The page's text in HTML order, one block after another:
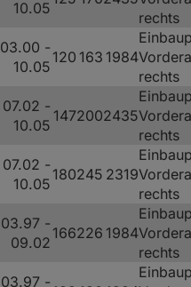
10.05
rechts
03.00 -
10.05
120 163 1984
rechts
07.02 -
10.05
1472002435
rechts
07.02 -
10.05
180245 2319
rechts
03.97 -
09.02
166226 1984
rechts
03.97 -